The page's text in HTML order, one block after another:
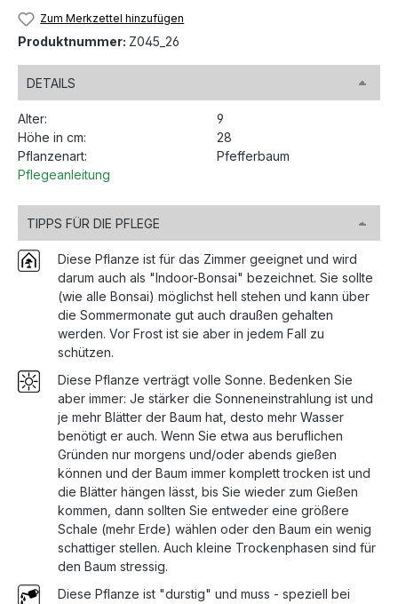
Zum Merkzettel hinzufügen
Produktnummer: Z045_26
DETAILS
Alter:
9
Höhe in cm:
28
Pflanzenart:
Pfefferbaum
Pflegeanleitung
TIPPS FÜR DIE PFLEGE
Diese Pflanze ist für das Zimmer geeignet und wird
darum auch als "Indoor-Bonsai" bezeichnet. Sie sollte
(wie alle Bonsai) möglichst hell stehen und kann über
die Sommermonate gut auch draußen gehalten
werden. Vor Frost ist sie aber in jedem Fall zu
schützen.
Diese Pflanze verträgt volle Sonne. Bedenken Sie
aber immer: Je stärker die Sonneneinstrahlung ist und
je mehr Blätter der Baum hat, desto mehr Wasser
benötigt er auch. Wenn Sie etwa aus beruflichen
Gründen nur morgens und/oder abends gießen
können und der Baum immer komplett trocken ist und
die Blätter hängen lässt, bis Sie wieder zum Gießen
kommen, dann sollten Sie entweder eine größere
Schale (mehr Erde) wählen oder den Baum ein wenig
schattiger stellen. Auch kleine Trockenphasen sind für
den Baum stressig.
Diese Pflanze ist "durstig" und muss - speziell bei